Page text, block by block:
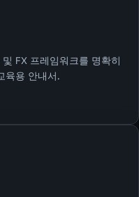
FX 프레임워크를 명확히
육용 안내서.